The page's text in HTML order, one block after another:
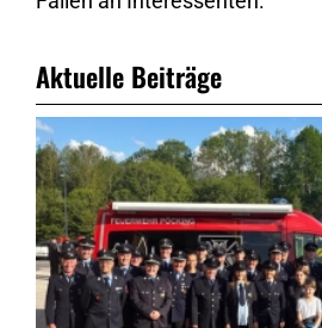
Aktuelle Beiträge